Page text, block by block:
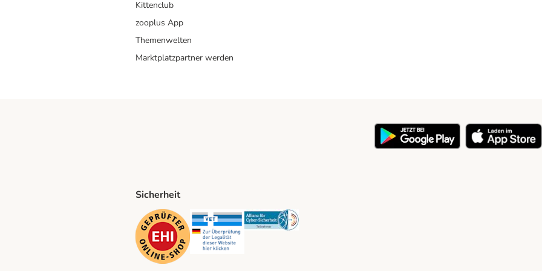
Kittenclub
zooplus App
Themenwelten
Marktplatzpartner werden
Method
Sicherheit
Security Security Security